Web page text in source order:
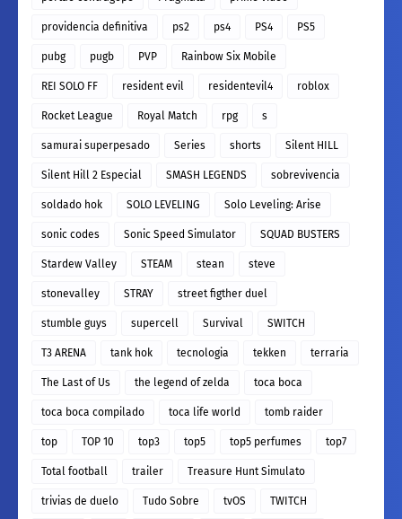
providencia definitiva ps2 ps4 PS4 PS5
pubg pugb PVP Rainbow Six Mobile
REI SOLO FF resident evil residentevil4 roblox
Rocket League Royal Match rpg s
samurai superpesado Series shorts Silent HILL
Silent Hill 2 Especial SMASH LEGENDS sobrevivencia
soldado hok SOLO LEVELING Solo Leveling: Arise
sonic codes Sonic Speed Simulator SQUAD BUSTERS
Stardew Valley STEAM stean steve
stonevalley STRAY street figther duel
stumble guys supercell Survival SWITCH
T3 ARENA tank hok tecnologia tekken terraria
The Last of Us the legend of zelda toca boca
toca boca compilado toca life world tomb raider
top TOP 10 top3 top5 top5 perfumes top7
Total football trailer Treasure Hunt Simulato
trivias de duelo Tudo Sobre tvOS TWITCH